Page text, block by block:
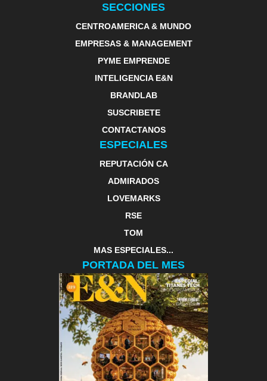
SECCIONES
CENTROAMERICA & MUNDO
EMPRESAS & MANAGEMENT
PYME EMPRENDE
INTELIGENCIA E&N
BRANDLAB
SUSCRIBETE
CONTACTANOS
ESPECIALES
REPUTACIÓN CA
ADMIRADOS
LOVEMARKS
RSE
TOM
MAS ESPECIALES...
PORTADA DEL MES